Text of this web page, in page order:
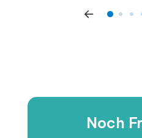
Noch